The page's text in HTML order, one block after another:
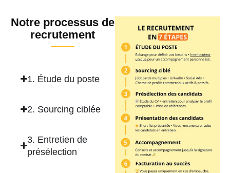
Notre processus de
recrutement
1. Étude du poste
2. Sourcing ciblée
3. Entretien de
présélection